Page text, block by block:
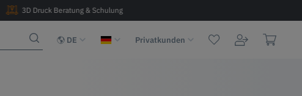
3D Druck Beratung & Schulung
DE Privatkunden